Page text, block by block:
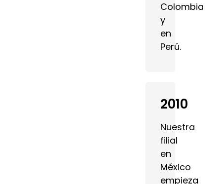
Colombia
y
en
Perú.
2010
Nuestra
filial
en
México
empieza